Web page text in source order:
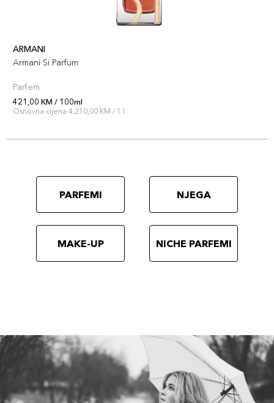
ARMANI
Armani Si Parfum
Parfem
421,00 KM / 100ml
Osnovna cijena 4.210,00 KM / 1 l
PARFEMI NJEGA
MAKE-UP NICHE PARFEMI